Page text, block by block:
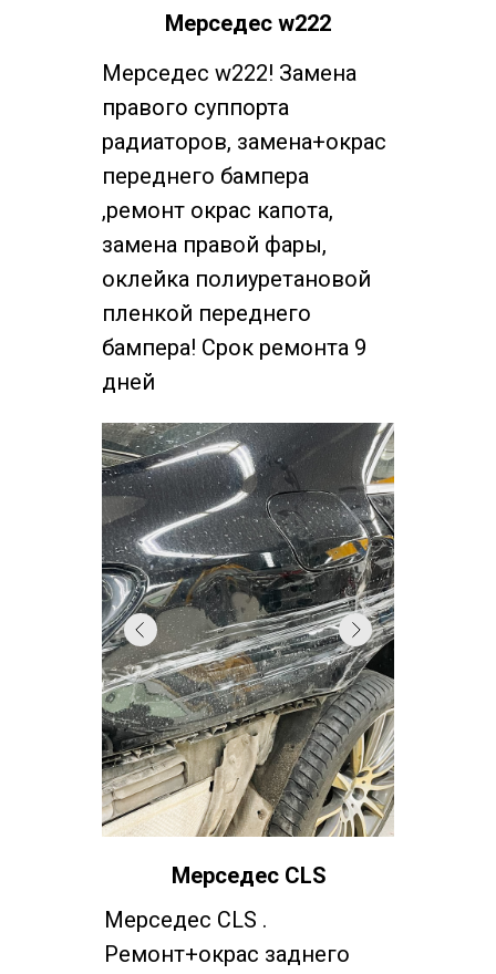
Мерседес w222
Мерседес w222! Замена
правого суппорта
радиаторов, замена+окрас
переднего бампера
,ремонт окрас капота,
замена правой фары,
оклейка полиуретановой
пленкой переднего
бампера! Срок ремонта 9
дней
Мерседес CLS
Мерседес CLS .
Ремонт+окрас заднего